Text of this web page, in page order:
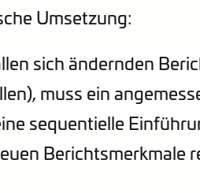
Umsetzung:
sich ändernden
muss ein
sequentielle
Berichtsmerkmale